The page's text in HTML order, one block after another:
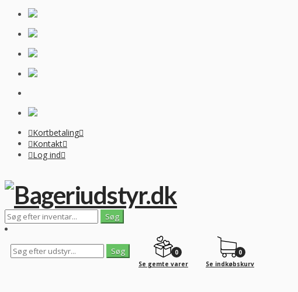
Kortbetaling
Kontakt
Log ind
0
Se gemte varer
0
Se indkøbskurv